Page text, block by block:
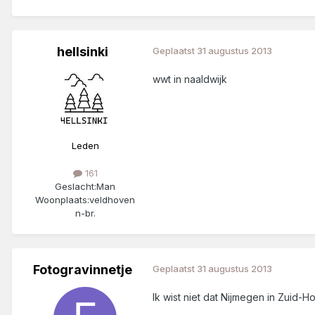
hellsinki
Leden
161
Geslacht:Man
Woonplaats:veldhoven
n-br.
Geplaatst 31 augustus 2013
wwt in naaldwijk
Fotogravinnetje Geplaatst 31 augustus 2013
Ik wist niet dat Nijmegen in Zuid-